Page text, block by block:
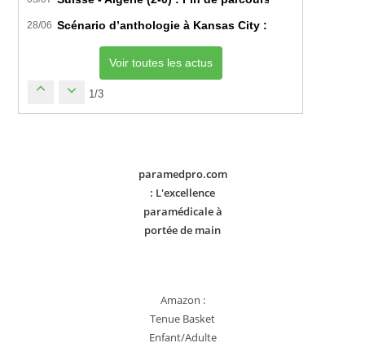
28/06 Scénario d’anthologie à Kansas City : L’Algérie
Voir toutes les actus
1/3
paramedpro.com
: L'excellence
paramédicale à
portée de main
Amazon :
Tenue Basket
Enfant/Adulte